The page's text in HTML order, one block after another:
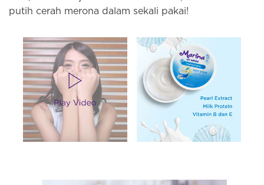
putih cerah merona dalam sekali pakai!